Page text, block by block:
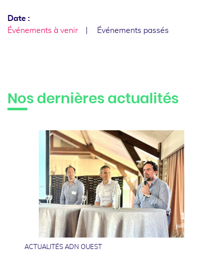
Date :
Événements à venir
Événements passés
Nos dernières actualités
10
juillet
ACTUALITÉS ADN OUEST